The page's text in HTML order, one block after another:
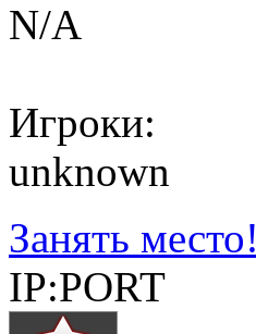
N/A
Игроки:
unknown
Занять место!
IP:PORT